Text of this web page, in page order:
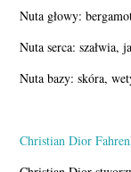
Nuta głowy:
Nuta serca: szałwia,
Nuta bazy: skóra,
Christian Dior